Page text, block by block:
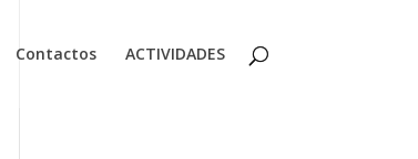
Contactos ACTIVIDADES